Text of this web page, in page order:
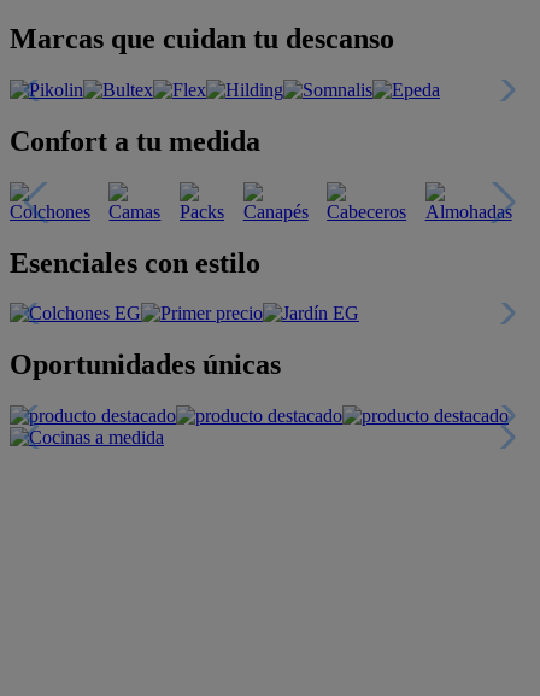
Marcas que cuidan tu descanso
Confort a tu medida
Esenciales con estilo
Oportunidades únicas